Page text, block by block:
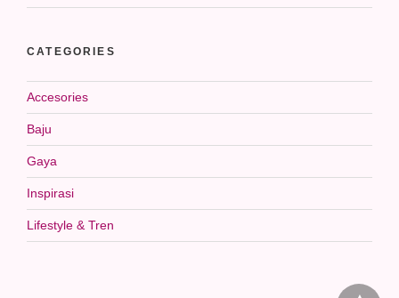
CATEGORIES
Accesories
Baju
Gaya
Inspirasi
Lifestyle & Tren